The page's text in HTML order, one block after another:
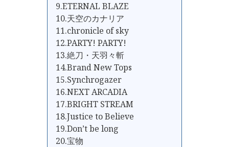
9.ETERNAL BLAZE
10.天空のカナリア
11.chronicle of sky
12.PARTY! PARTY!
13.絶刀・天羽々斬
14.Brand New Tops
15.Synchrogazer
16.NEXT ARCADIA
17.BRIGHT STREAM
18.Justice to Believe
19.Don’t be long
20.宝物